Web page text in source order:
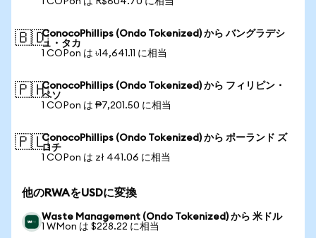
🇧🇩ConocoPhillips (Ondo Tokenized) から バングラデシ
ュ・タカ
1 COPon は ৳14,641.11 に相当
🇵🇭ConocoPhillips (Ondo Tokenized) から フィリピン・
ペソ
1 COPon は ₱7,201.50 に相当
🇵🇱ConocoPhillips (Ondo Tokenized) から ポーランド ズ
ロチ
1 COPon は zł 441.06 に相当
他のRWAをUSDに変換
Waste Management (Ondo Tokenized) から 米ドル
1 WMon は $228.22 に相当